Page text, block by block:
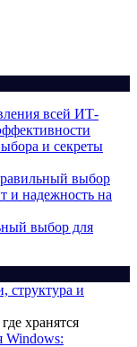
всей ИТ-
и секреты
выбор
и надежность на
выбор для
структура и
хранятся
Windows: